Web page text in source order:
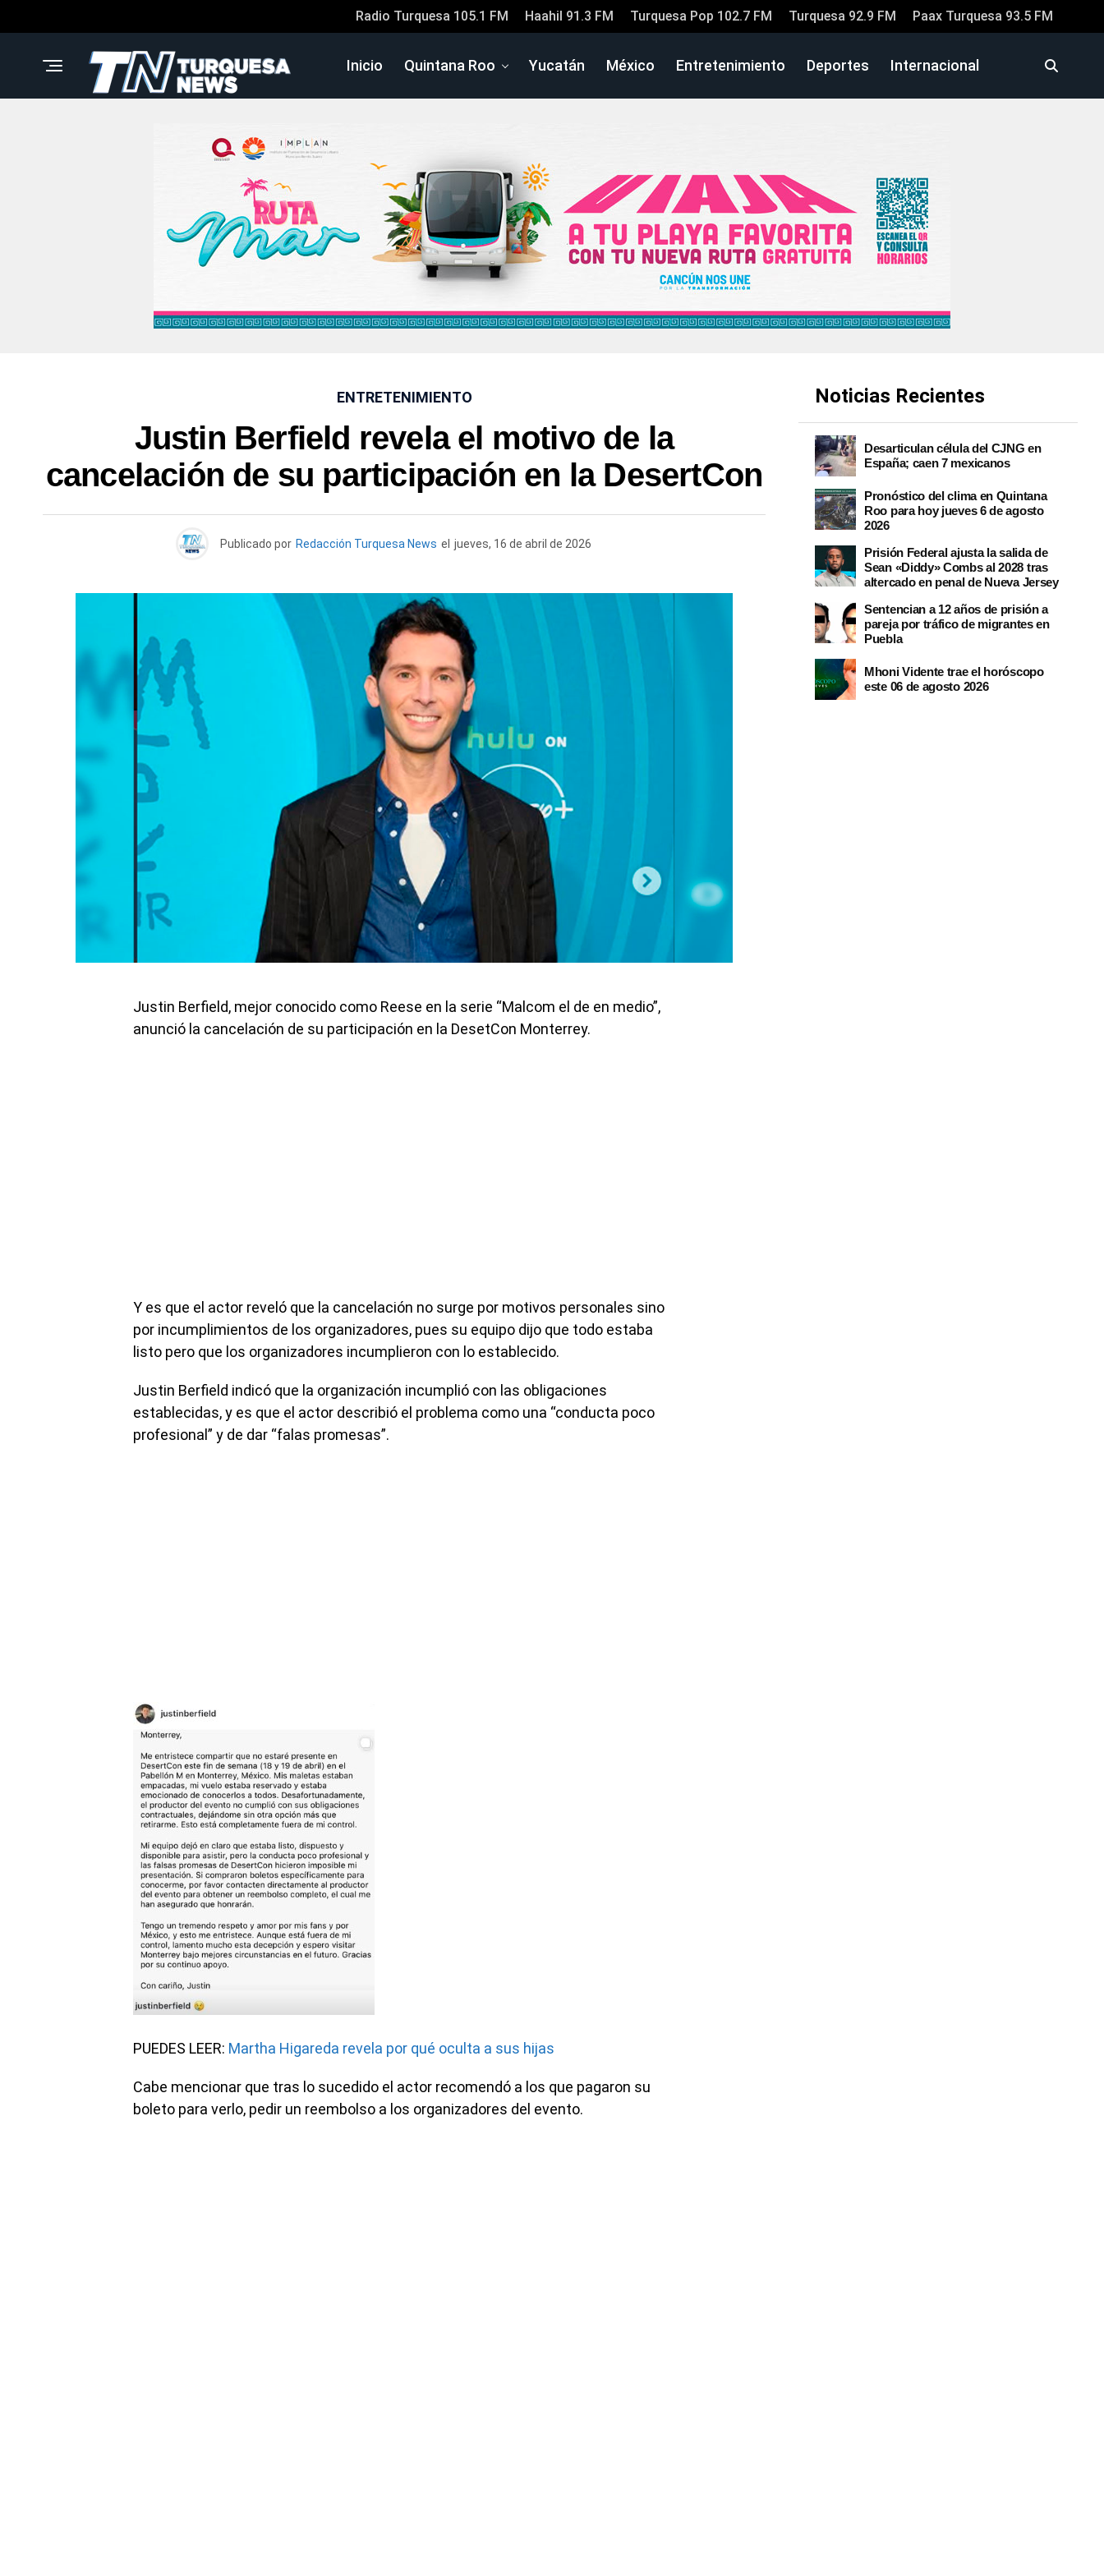
Radio Turquesa 105.1 FM Haahil 91.3 FM Turquesa Pop 102.7 FM Turquesa 92.9 FM Paax Turquesa 93.5 FM
Inicio Quintana Roo Yucatán México Entretenimiento Deportes Internacional
ENTRETENIMIENTO
Justin Berfield revela el motivo de la
cancelación de su participación en la DesertCon
Publicado por Redacción Turquesa News el jueves, 16 de abril de 2026
Justin Berfield, mejor conocido como Reese en la serie “Malcom el de en medio”,
anunció la cancelación de su participación en la DesetCon Monterrey.
Y es que el actor reveló que la cancelación no surge por motivos personales sino
por incumplimientos de los organizadores, pues su equipo dijo que todo estaba
listo pero que los organizadores incumplieron con lo establecido.
Justin Berfield indicó que la organización incumplió con las obligaciones
establecidas, y es que el actor describió el problema como una “conducta poco
profesional” y de dar “falas promesas”.
PUEDES LEER: Martha Higareda revela por qué oculta a sus hijas
Cabe mencionar que tras lo sucedido el actor recomendó a los que pagaron su
boleto para verlo, pedir un reembolso a los organizadores del evento.
Noticias Recientes
Desarticulan célula del CJNG en
España; caen 7 mexicanos
Pronóstico del clima en Quintana
Roo para hoy jueves 6 de agosto
2026
Prisión Federal ajusta la salida de
Sean «Diddy» Combs al 2028 tras
altercado en penal de Nueva Jersey
Sentencian a 12 años de prisión a
pareja por tráfico de migrantes en
Puebla
Mhoni Vidente trae el horóscopo
este 06 de agosto 2026